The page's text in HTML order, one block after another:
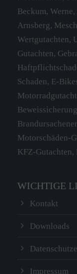
Beckum,
Arnsberg,
Wertgutachten,
Gutachten,
Schaden, E-
Motorschäden-
KFZ-Gutachten,
WICHTIGE
Kontakt
Downloads
Impressum